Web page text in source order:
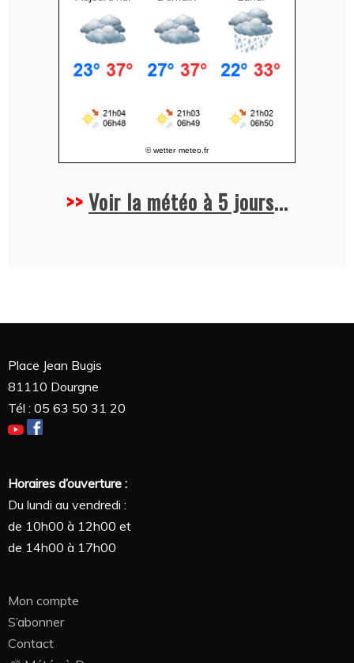
© wetter meteo.fr
>>Voir la météo à 5 jours...
Place Jean Bugis
81110 Dourgne
Tél : 05 63 50 31 20
Horaires d’ouverture :
Du lundi au vendredi :
de 10h00 à 12h00 et
de 14h00 à 17h00
Mon compte
S’abonner
Contact